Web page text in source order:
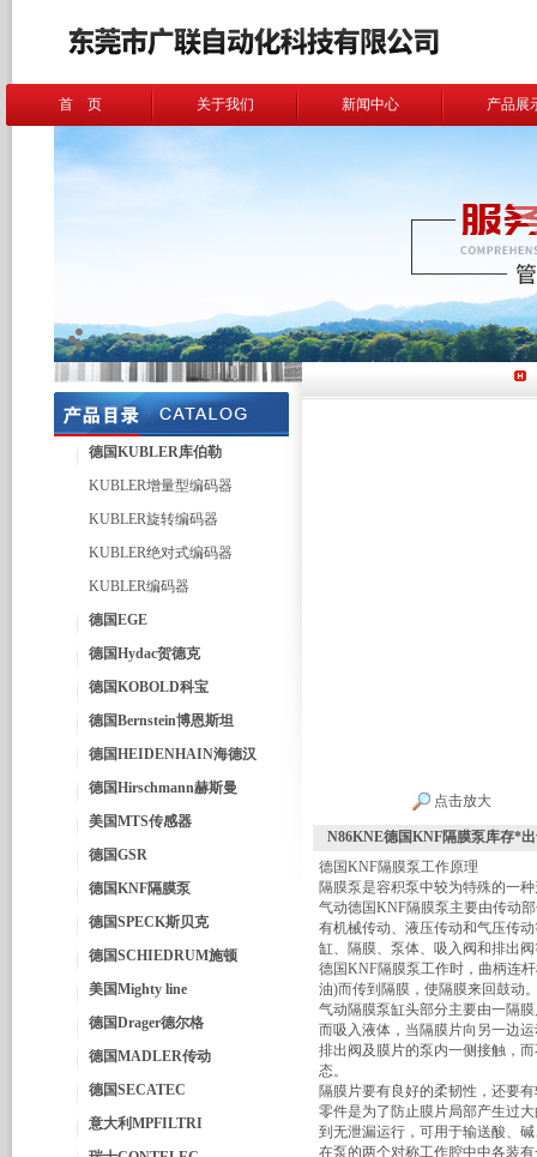
首 页 关于我们 新闻中心 产品展
德国KUBLER库伯勒
KUBLER增量型编码器
KUBLER旋转编码器
KUBLER绝对式编码器
KUBLER编码器
德国EGE
德国Hydac贺德克
德国KOBOLD科宝
德国Bernstein博恩斯坦
德国HEIDENHAIN海德汉
德国Hirschmann赫斯曼
美国MTS传感器
德国GSR
德国KNF隔膜泵
德国SPECK斯贝克
德国SCHIEDRUM施顿
美国Mighty line
德国Drager德尔格
德国MADLER传动
德国SECATEC
意大利MPFILTRI
点击放大
N86KNE德国KNF隔膜泵库存*
德国KNF隔膜泵工作原理
隔膜泵是容积泵中较为特殊的一
气动德国KNF隔膜泵主要由传动
有机械传动、液压传动和气压传
缸、隔膜、泵体、吸入阀和排出
德国KNF隔膜泵工作时，曲柄连
油)而传到隔膜，使隔膜来回鼓动
气动隔膜泵缸头部分主要由一隔
而吸入液体，当隔膜片向另一边
排出阀及膜片的泵内一侧接触，
态。
隔膜片要有良好的柔韧性，还要
零件是为了防止膜片局部产生过
到无泄漏运行，可用于输送酸、
在泵的两个对称工作腔中中各装